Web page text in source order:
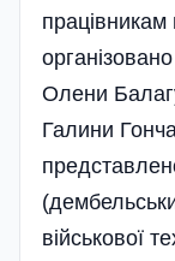
працівникам
Олени
Галини
військової